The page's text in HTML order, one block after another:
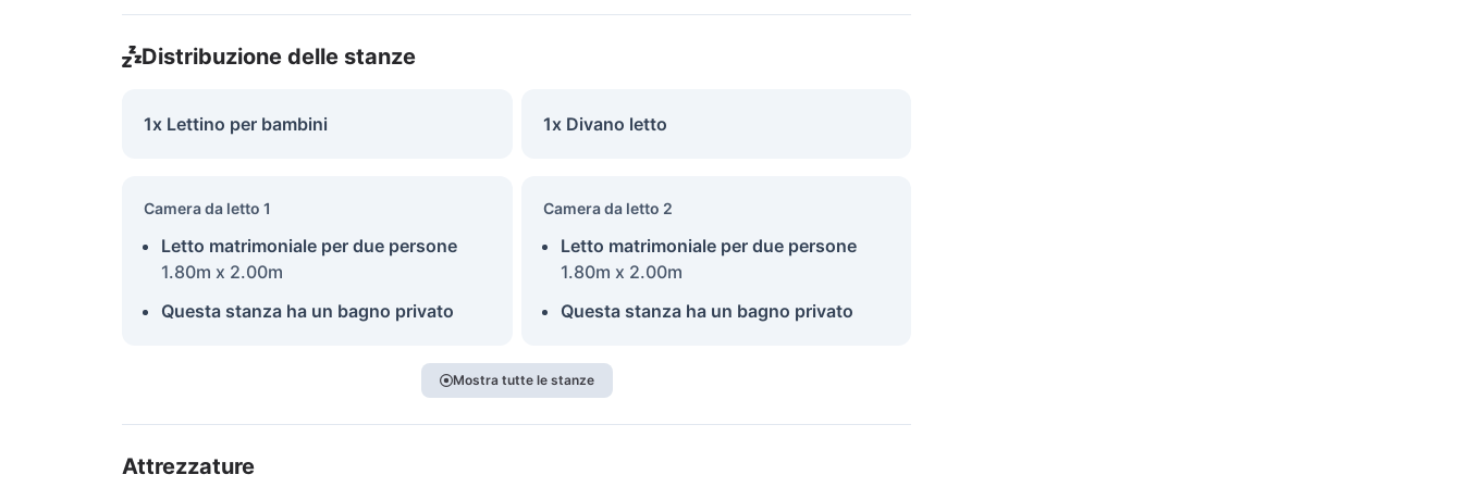
Distribuzione delle stanze
1x Lettino per bambini 1x Divano letto
Camera da letto 1
Letto matrimoniale per due persone
1.80m x 2.00m
Questa stanza ha un bagno privato
Camera da letto 2
Letto matrimoniale per due persone
1.80m x 2.00m
Questa stanza ha un bagno privato
Mostra tutte le stanze
Attrezzature